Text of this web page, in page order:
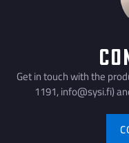
Get in touch with the
1191, info@sysi.fi)